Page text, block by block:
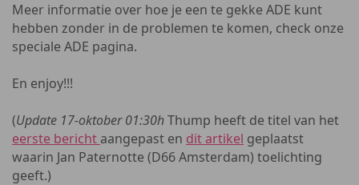
Meer informatie over hoe je een te gekke ADE kunt
hebben zonder in de problemen te komen, check onze
speciale ADE pagina.
En enjoy!!!
(Update 17-oktober 01:30hThump heeft de titel van het
eerste bericht aangepast en dit artikel geplaatst
waarin Jan Paternotte (D66 Amsterdam) toelichting
geeft.)